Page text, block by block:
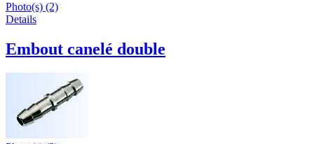
Photo(s) (2)
Details
Embout canelé double